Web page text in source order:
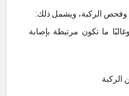
وفحص الركبة، ويشمل ذلك:
ما تكون مرتبطة بإصابة
الركبة